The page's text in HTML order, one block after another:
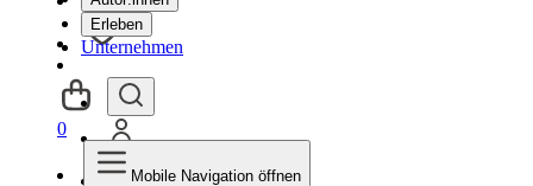
Erleben
Unternehmen
0
Mobile Navigation öffnen